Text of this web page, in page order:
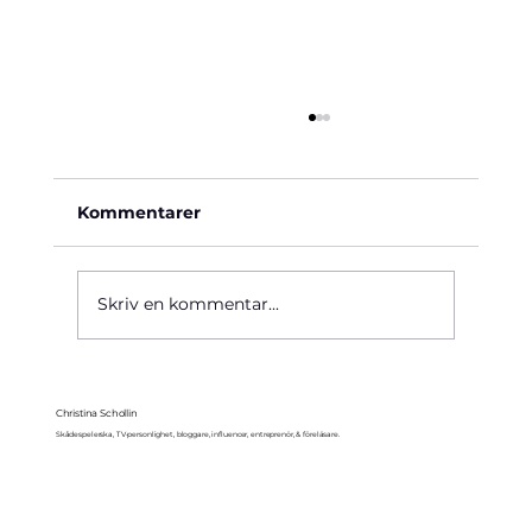
Kommentarer
Skriv en kommentar...
Christina Schollin
Skådespelerska, TV-personlighet, bloggare, influencer, entreprenör, & föreläsare.